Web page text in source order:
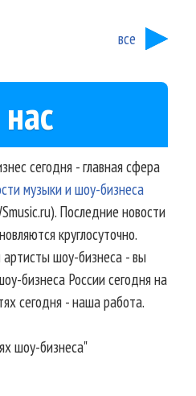
все
сегодня - главная сфера
музыки и шоу-бизнеса
Последние новости
круглосуточно.
артисты шоу-бизнеса - вы
бизнеса России сегодня на
сегодня - наша работа.
шоу-бизнеса"